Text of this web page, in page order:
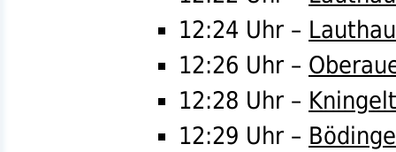
12:24 Uhr –
12:26 Uhr –
12:28 Uhr –
12:29 Uhr –